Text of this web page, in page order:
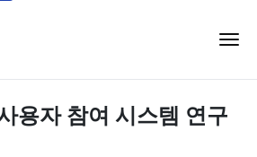
용자 참여 시스템 연구